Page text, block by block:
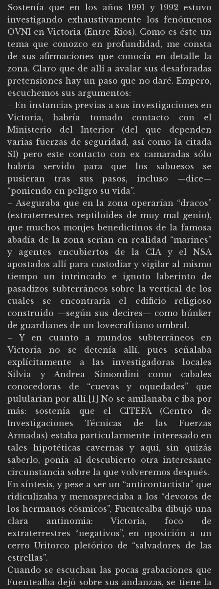
Sostenía que en los años 1991 y 1992 estuvo
investigando exhaustivamente los fenómenos
OVNI en Victoria (Entre Ríos). Como es éste un
tema que conozco en profundidad, me consta
de sus afirmaciones que conocía en detalle la
zona. Claro que de allí a avalar sus desaforadas
pretensiones hay un paso que no daré. Empero,
escuchemos sus argumentos:
– En instancias previas a sus investigaciones en
Victoria, habría tomado contacto con el
Ministerio del Interior (del que dependen
varias fuerzas de seguridad, así como la citada
SI) pero este contacto con ex camaradas sólo
habría servido para que los sabuesos se
pusieran tras sus pasos, incluso —dice—
“poniendo en peligro su vida”.
– Aseguraba que en la zona operarían “dracos”
(extraterrestres reptiloides de muy mal genio),
que muchos monjes benedictinos de la famosa
abadía de la zona serían en realidad “marines”
y agentes encubiertos de la CIA y el NSA
apostados allí para custodiar y vigilar al mismo
tiempo un intrincado e ignoto laberinto de
pasadizos subterráneos sobre la vertical de los
cuales se encontraría el edificio religioso
construido —según sus decires— como búnker
de guardianes de un lovecraftiano umbral.
– Y en cuanto a mundos subterráneos en
Victoria no se detenía allí, pues señalaba
explícitamente a las investigadoras locales
Silvia y Andrea Simondini como cabales
conocedoras de “cuevas y oquedades” que
pulularían por allí.[1] No se amilanaba e iba por
más: sostenía que el CITEFA (Centro de
Investigaciones Técnicas de las Fuerzas
Armadas) estaba particularmente interesado en
tales hipotéticas cavernas y aquí, sin quizás
saberlo, ponía al descubierto otra interesante
circunstancia sobre la que volveremos después.
En síntesis, y pese a ser un “anticontactista” que
ridiculizaba y menospreciaba a los “devotos de
los hermanos cósmicos”, Fuentealba dibujó una
clara antinomia: Victoria, foco de
extraterrestres “negativos”, en oposición a un
cerro Uritorco pletórico de “salvadores de las
estrellas”.
Cuando se escuchan las pocas grabaciones que
Fuentealba dejó sobre sus andanzas, se tiene la